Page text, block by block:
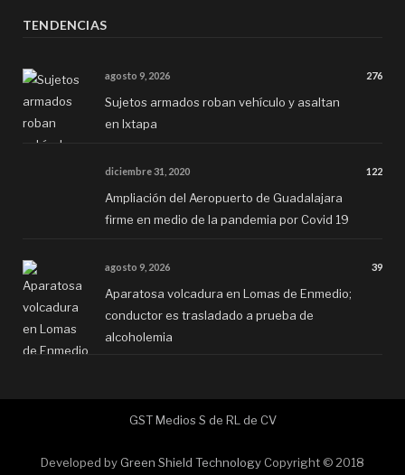
TENDENCIAS
agosto 9, 2026 276
Sujetos armados roban vehículo y asaltan
en Ixtapa
diciembre 31, 2020 122
Ampliación del Aeropuerto de Guadalajara
firme en medio de la pandemia por Covid 19
agosto 9, 2026 39
Aparatosa volcadura en Lomas de Enmedio;
conductor es trasladado a prueba de
alcoholemia
GST Medios S de RL de CV
Developed by Green Shield Technology Copyright © 2018